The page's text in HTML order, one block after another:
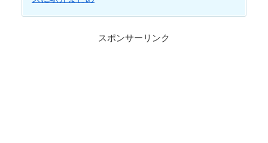
スポンサーリンク